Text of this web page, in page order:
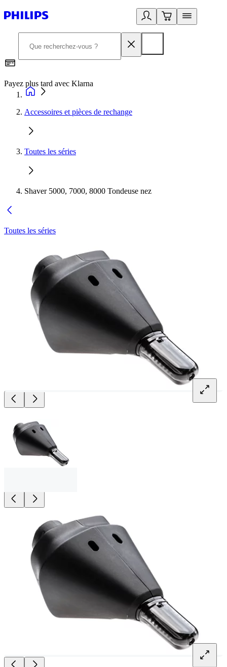
Payez plus tard avec Klarna
Accessoires et pièces de rechange
Toutes les séries
Shaver 5000, 7000, 8000 Tondeuse nez
Toutes les séries